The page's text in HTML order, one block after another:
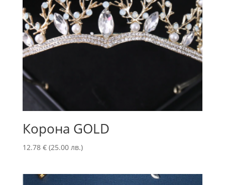
Корона GOLD
12.78 € (25.00 лв.)